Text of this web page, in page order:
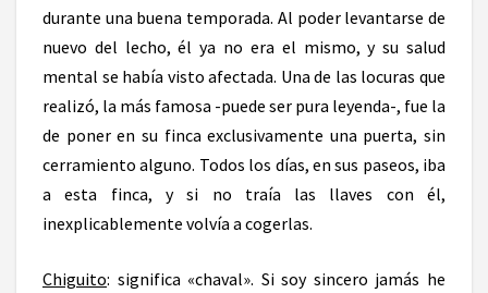
durante una buena temporada. Al poder levantarse de
nuevo del lecho, él ya no era el mismo, y su salud
mental se había visto afectada. Una de las locuras que
realizó, la más famosa -puede ser pura leyenda-, fue la
de poner en su finca exclusivamente una puerta, sin
cerramiento alguno. Todos los días, en sus paseos, iba
a esta finca, y si no traía las llaves con él,
inexplicablemente volvía a cogerlas.
Chiguito: significa «chaval». Si soy sincero jamás he